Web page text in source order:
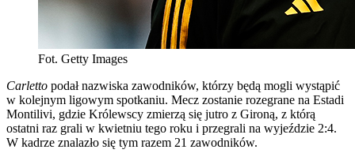
Fot. Getty Images
Carletto podał nazwiska zawodników, którzy będą mogli wystąpić
w kolejnym ligowym spotkaniu. Mecz zostanie rozegrane na Estadi
Montilivi, gdzie Królewscy zmierzą się jutro z Gironą, z którą
ostatni raz grali w kwietniu tego roku i przegrali na wyjeździe 2:4.
W kadrze znalazło się tym razem 21 zawodników.